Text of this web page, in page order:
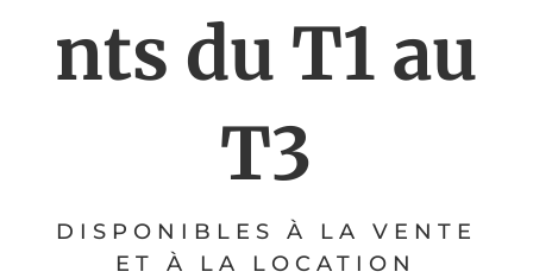
nts du T1 au
T3
DISPONIBLES À LA VENTE
ET À LA LOCATION